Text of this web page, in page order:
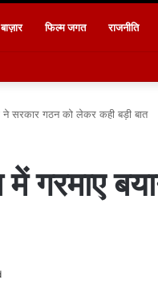
बाज़ार फिल्म जगत राजनीति
ने सरकार गठन को लेकर कही बड़ी बात
में गरमाए